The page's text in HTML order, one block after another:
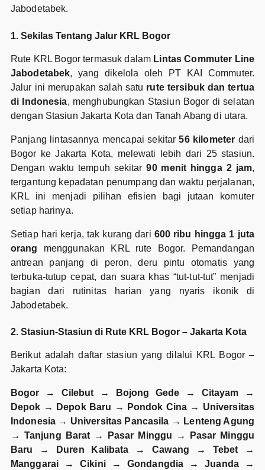
Jabodetabek.
1. Sekilas Tentang Jalur KRL Bogor
Rute KRL Bogor termasuk dalam Lintas Commuter Line
Jabodetabek, yang dikelola oleh PT KAI Commuter.
Jalur ini merupakan salah satu rute tersibuk dan tertua
di Indonesia, menghubungkan Stasiun Bogor di selatan
dengan Stasiun Jakarta Kota dan Tanah Abang di utara.
Panjang lintasannya mencapai sekitar56 kilometer dari
Bogor ke Jakarta Kota, melewati lebih dari 25 stasiun.
Dengan waktu tempuh sekitar90 menit hingga 2 jam,
tergantung kepadatan penumpang dan waktu perjalanan,
KRL ini menjadi pilihan efisien bagi jutaan komuter
setiap harinya.
Setiap hari kerja, tak kurang dari 600 ribu hingga 1 juta
orang menggunakan KRL rute Bogor. Pemandangan
antrean panjang di peron, deru pintu otomatis yang
terbuka-tutup cepat, dan suara khas “tut-tut-tut” menjadi
bagian dari rutinitas harian yang nyaris ikonik di
Jabodetabek.
2. Stasiun-Stasiun di Rute KRL Bogor – Jakarta Kota
Berikut adalah daftar stasiun yang dilalui KRL Bogor –
Jakarta Kota:
Bogor → Cilebut → Bojong Gede → Citayam →
Depok → Depok Baru → Pondok Cina → Universitas
Indonesia → Universitas Pancasila → Lenteng Agung
→ Tanjung Barat → Pasar Minggu → Pasar Minggu
Baru → Duren Kalibata → Cawang → Tebet →
Manggarai → Cikini → Gondangdia → Juanda →